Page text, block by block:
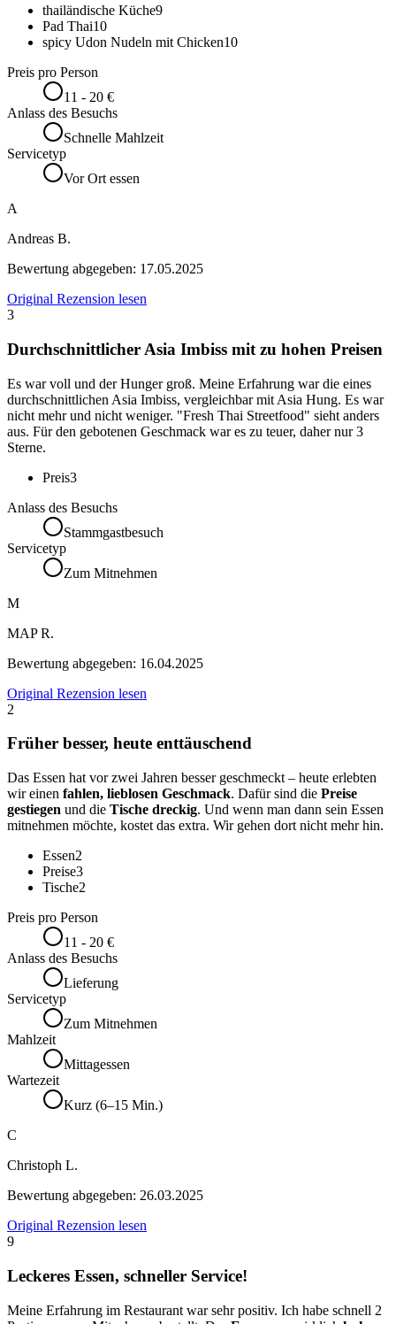
thailändische Küche9
Pad Thai10
spicy Udon Nudeln mit Chicken10
Preis pro Person
11 - 20 €
Anlass des Besuchs
Schnelle Mahlzeit
Servicetyp
Vor Ort essen
A
Andreas B.
Bewertung abgegeben: 17.05.2025
Original Rezension lesen
3
Durchschnittlicher Asia Imbiss mit zu hohen Preisen
Es war voll und der Hunger groß. Meine Erfahrung war die eines
durchschnittlichen Asia Imbiss, vergleichbar mit Asia Hung. Es war
nicht mehr und nicht weniger. "Fresh Thai Streetfood" sieht anders
aus. Für den gebotenen Geschmack war es zu teuer, daher nur 3
Sterne.
Preis3
Anlass des Besuchs
Stammgastbesuch
Servicetyp
Zum Mitnehmen
M
MAP R.
Bewertung abgegeben: 16.04.2025
Original Rezension lesen
2
Früher besser, heute enttäuschend
Das Essen hat vor zwei Jahren besser geschmeckt – heute erlebten
wir einen fahlen, lieblosen Geschmack. Dafür sind die Preise
gestiegen und die Tische dreckig. Und wenn man dann sein Essen
mitnehmen möchte, kostet das extra. Wir gehen dort nicht mehr hin.
Essen2
Preise3
Tische2
Preis pro Person
11 - 20 €
Anlass des Besuchs
Lieferung
Servicetyp
Zum Mitnehmen
Mahlzeit
Mittagessen
Wartezeit
Kurz (6–15 Min.)
C
Christoph L.
Bewertung abgegeben: 26.03.2025
Original Rezension lesen
9
Leckeres Essen, schneller Service!
Meine Erfahrung im Restaurant war sehr positiv. Ich habe schnell 2